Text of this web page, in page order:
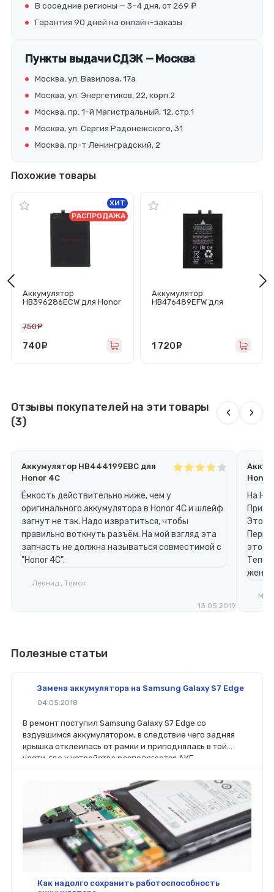
В соседние регионы — 3–4 дня, от 269 ₽
Гарантия 90 дней на онлайн-заказы
Пункты выдачи СДЭК — Москва
Москва, ул. Вавилова, 17а
Москва, ул. Энергетиков, 22, корп.2
Москва, пр. 1-й Магистральный, 12, стр.1
Москва, ул. Сергия Радонежского, 31
Москва, пр-т Ленинградский, 2
Похожие товары
Аккумулятор
HB396286ECW для Honor
2019 - Премиум
ХИТ
РАСПРОДАЖА
750
740
Аккумулятор
HB476489EFW для
1 720
Отзывы покупателей на эти товары
(3)
‹ ›
Аккумулятор HB444199EBC для
Honor 4C
Ёмкость действительно ниже, чем у
оригинального аккумулятора в Honor 4C и шлейф
загнут не так. Надо извратиться, чтобы
правильно воткнуть разъём. На мой взгляд эта
запчасть не должна называться совместимой с
"Honor 4C".
Леонид , Томск
13.05.2019
Honor
На
Этот
этот
Полезные статьи
Замена аккумулятора на Samsung Galaxy S7 Edge
04.05.2018
В ремонт поступил Samsung Galaxy S7 Edge со
вздувшимся аккумулятором, в следствие чего задняя
крышка отклеилась от рамки и приподнялась в той
части, где у устройства располагается АКБ.
Как надолго сохранить работоспособность